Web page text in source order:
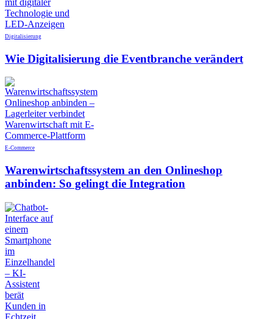
Digitalisierung
Wie Digitalisierung die Eventbranche verändert
E-Commerce
Warenwirtschaftssystem an den Onlineshop
anbinden: So gelingt die Integration